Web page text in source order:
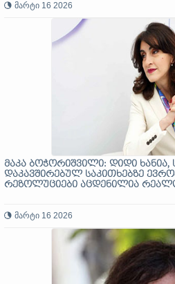
მარტი 16 2026
მაკა ბოჭორიშვილი: დიდი
დაკავშირებულ საკითხებზე
რეზოლუციები აცდენილია
მარტი 16 2026